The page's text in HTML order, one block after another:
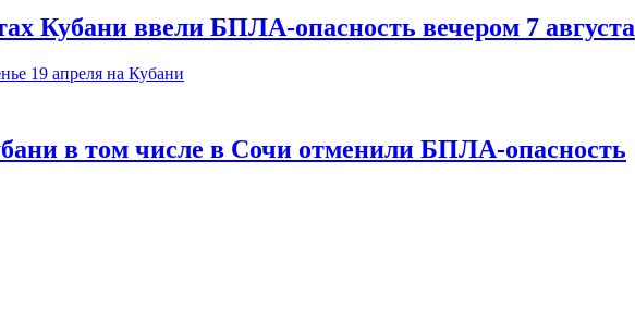
Кубани ввели БПЛА-опасность вечером 7 августа
в том числе в Сочи отменили БПЛА-опасность